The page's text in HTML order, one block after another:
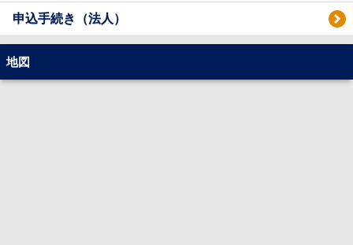
申込手続き（法人）
地図